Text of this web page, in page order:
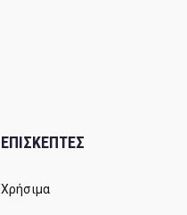
ΕΠΙΣΚΕΠΤΕΣ
Χρήσιμα